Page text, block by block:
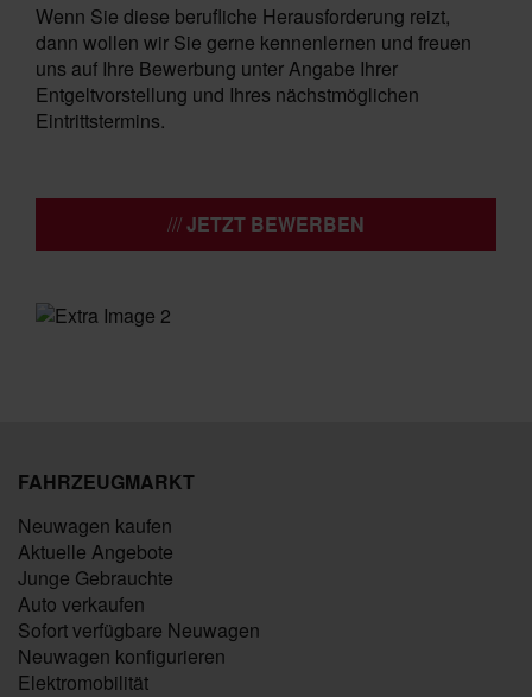
Wenn Sie diese berufliche Herausforderung reizt,
dann wollen wir Sie gerne kennenlernen und freuen
uns auf Ihre Bewerbung unter Angabe Ihrer
Entgeltvorstellung und Ihres nächstmöglichen
Eintrittstermins.
JETZT BEWERBEN
FAHRZEUGMARKT
Neuwagen kaufen
Aktuelle Angebote
Junge Gebrauchte
Auto verkaufen
Sofort verfügbare Neuwagen
Neuwagen konfigurieren
Elektromobilität